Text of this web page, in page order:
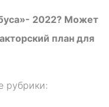
2022? Может
план для
рубрики: